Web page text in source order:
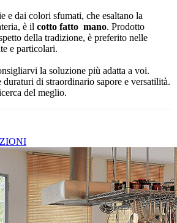
e dai colori sfumati, che esaltano la
è il cotto fatto mano. Prodotto
della tradizione, è preferito nelle
e particolari.
la soluzione più adatta a voi.
di straordinario sapore e versatilità.
del meglio.